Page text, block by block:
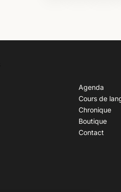
Agenda
Cours de
Chronique
Boutique
Contact